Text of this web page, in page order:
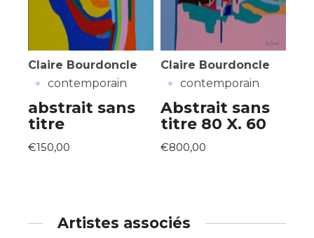
Claire Bourdoncle
· contemporain
abstrait sans
titre
€150,00
Claire Bourdoncle
· contemporain
Abstrait sans
titre 80 X. 60
€800,00
Artistes associés